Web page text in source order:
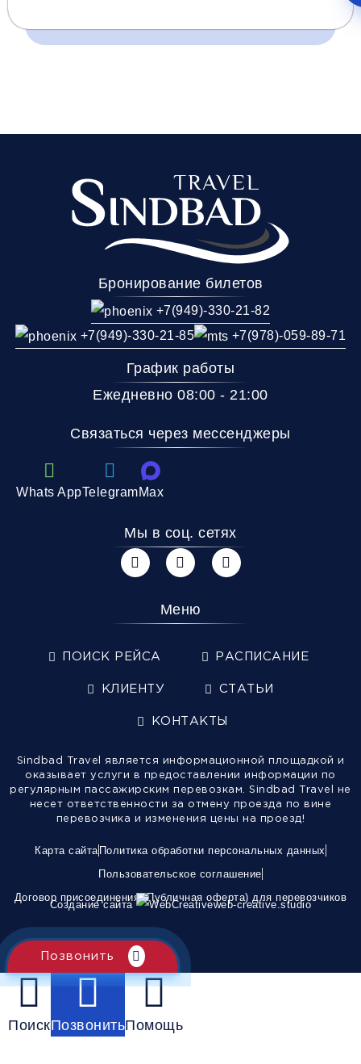
Комфорт
Телевизор Комфорт
Wi-Fi
1 сумка бесплатно
Дополнительный багаж - 200Р
Бронирование билетов
+7(949)-330-21-82
+7(949)-330-21-85
+7(978)-059-89-71
График работы
Ежедневно 08:00 - 21:00
Связаться через мессенджеры
Whats AppTelegramMax
Мы в соц. сетях
Меню
ПОИСК РЕЙСА РАСПИСАНИЕ
КЛИЕНТУ СТАТЬИ
КОНТАКТЫ
Sindbad Travel является информационной площадкой и
оказывает услуги в предоставлении информации по
регулярным пассажирским перевозкам. Sindbad Travel не
несет ответственности за отмену проезда по вине
перевозчика и изменения цены на проезд!
Карта сайта Политика обработки персональных данных
Пользовательское соглашение
Договор присоединения (Публичная оферта) для перевозчиков
Создание сайта web-creative.studio
Позвонить
ПоискПозвонитьПомощь